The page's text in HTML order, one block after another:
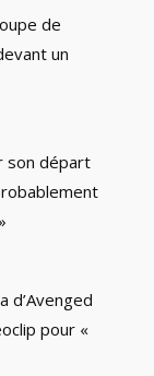
de
un
son départ
d’Avenged
pour «